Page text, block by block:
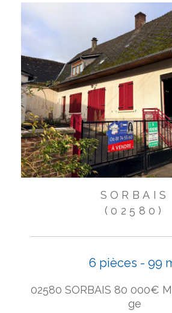
SORBAIS
(02580)
6 pièces - 99
02580 SORBAIS 80 000€
ge